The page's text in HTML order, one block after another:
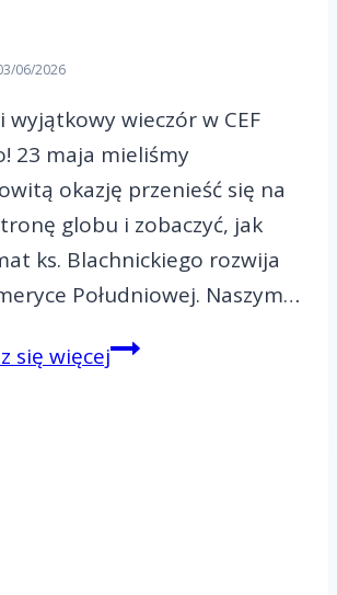
06/2026
wyjątkowy wieczór w CEF
23 maja mieliśmy
okazję przenieść się na
globu i zobaczyć, jak
ks. Blachnickiego rozwija
Południowej. Naszym…
się więcejJak